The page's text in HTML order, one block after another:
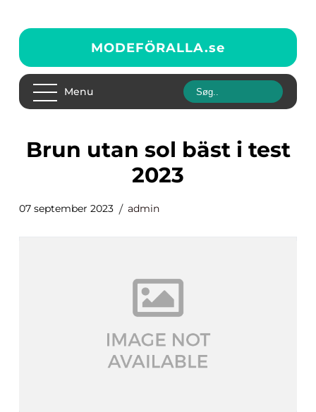
MODEFÖRALLA.se
Menu
brun utan sol bäst i test
2023
07 september 2023 admin